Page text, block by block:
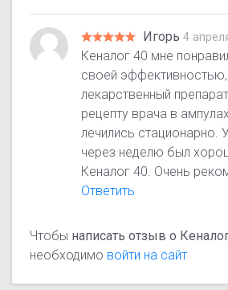
Игорь4
Кеналог 40 мне
своей
лекарственный
рецепту врача в
лечились стационарно.
через неделю был
Кеналог 40. Очень
Ответить
Чтобы написать отзыв о
необходимо войти на сайт